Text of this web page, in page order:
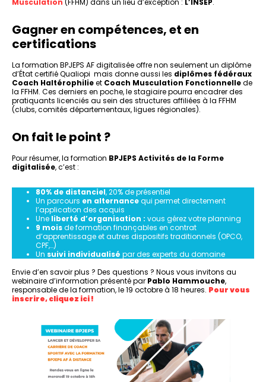
Gagner en compétences, et en
certifications
La formation BPJEPS AF digitalisée offre non seulement un diplôme
d’État certifié Qualiopi mais donne aussi les diplômes fédéraux
Coach Haltérophilieet Coach Musculation Fonctionnellede
la FFHM. Ces derniers en poche, le stagiaire pourra encadrer des
pratiquants licenciés au sein des structures affiliées à la FFHM
(clubs, comités départementaux, ligues régionales).
On fait le point ?
Pour résumer, la formation BPJEPS Activités de la Forme
digitalisée, c’est :
80% de distanciel, 20% de présentiel
Un parcours en alternancequi permet directement
l’application des acquis
Une liberté d’organisation : vous gérez votre planning
9 moisde formation finançables en contrat
d’apprentissage et autres dispositifs traditionnels (OPCO,
CPF,…)
Un suivi individualisé par des experts du domaine
Envie d’en savoir plus ? Des questions ? Nous vous invitons au
webinaire d’information présenté par Pablo Hammouche,
responsable de la formation, le 19 octobre à 18 heures. Pour vous
inscrire, cliquez ici !